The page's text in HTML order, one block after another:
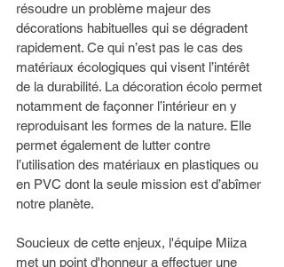
résoudre un problème majeur des
décorations habituelles qui se dégradent
rapidement. Ce qui n’est pas le cas des
matériaux écologiques qui visent l’intérêt
de la durabilité. La décoration écolo permet
notamment de façonner l’intérieur en y
reproduisant les formes de la nature. Elle
permet également de lutter contre
l’utilisation des matériaux en plastiques ou
en PVC dont la seule mission est d’abîmer
notre planète.
Soucieux de cette enjeux, l'équipe Miiza
met un point d'honneur a effectuer une